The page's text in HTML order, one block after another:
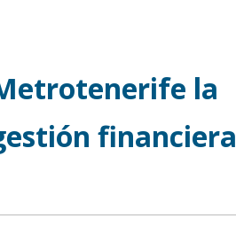
la
financiera